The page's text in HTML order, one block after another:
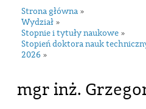
Strona główna »
Wydział »
Stopnie i tytuły naukowe »
Stopień doktora nauk
2026 »
mgr inż.